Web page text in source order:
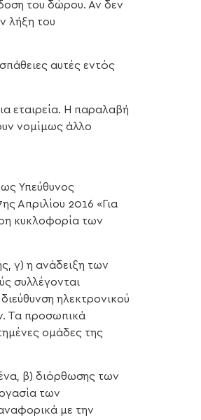
του δώρου. Αν δεν
λήξη του
αυτές εντός
εταιρεία. Η παραλαβή
νομίμως άλλο
Υπεύθυνος
Απριλίου 2016 «Για
κυκλοφορία των
γ) η ανάδειξη των
συλλέγονται
ηλεκτρονικού
Τα προσωπικά
ομάδες της
β) διόρθωσης των
των
με την